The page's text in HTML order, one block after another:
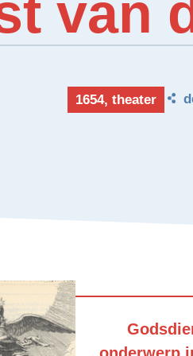
van
1654, theater